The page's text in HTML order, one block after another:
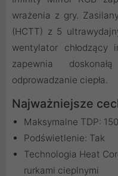
wrażenia z gry.
(HCTT) z 5
wentylator chłodzący
zapewnia
odprowadzanie ciepła.
Najważniejsze
Maksymalne TDP:
Podświetlenie: Tak
Technologia Heat
rurkami cieplnymi